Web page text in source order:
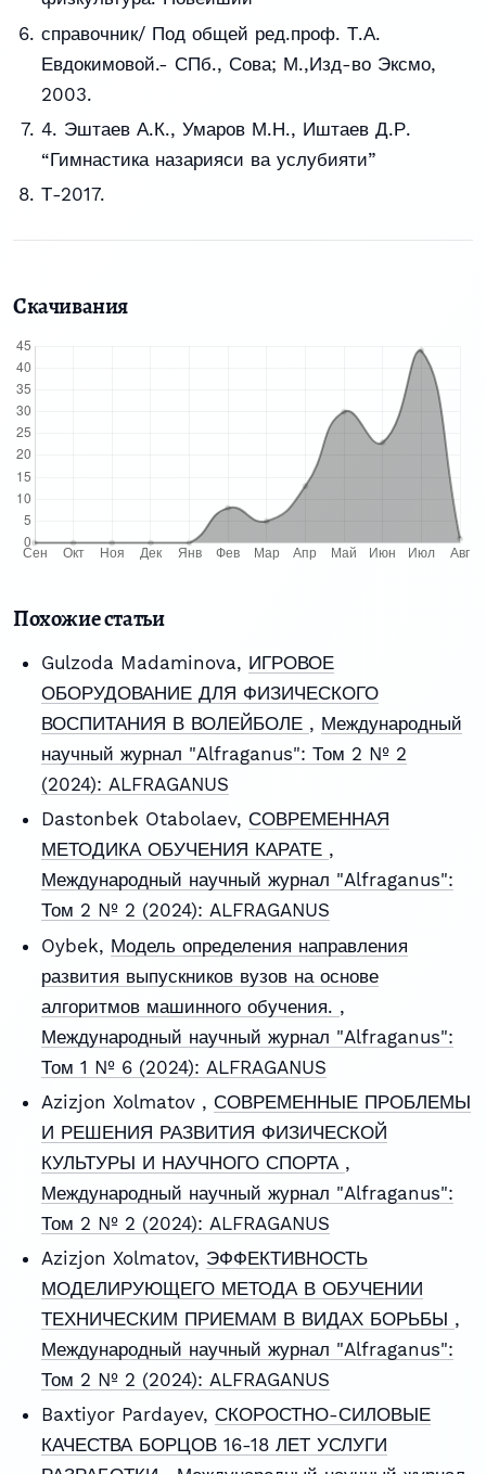
справочник/ Под общей ред.проф. Т.А.
Евдокимовой.- СПб., Сова; М.,Изд-во Эксмо,
2003.
4. Эштаев А.К., Умаров М.Н., Иштаев Д.Р.
“Гимнастика назарияси ва услубияти”
Т-2017.
Скачивания
Похожие статьи
Gulzoda Madaminova, ИГРОВОЕ
ОБОРУДОВАНИЕ ДЛЯ ФИЗИЧЕСКОГО
ВОСПИТАНИЯ В ВОЛЕЙБОЛЕ , Международный
научный журнал "Alfraganus": Том 2 № 2
(2024): ALFRAGANUS
Dastonbek Otabolaev, СОВРЕМЕННАЯ
МЕТОДИКА ОБУЧЕНИЯ КАРАТЕ ,
Международный научный журнал "Alfraganus":
Том 2 № 2 (2024): ALFRAGANUS
Oybek, Модель определения направления
развития выпускников вузов на основе
алгоритмов машинного обучения. ,
Международный научный журнал "Alfraganus":
Том 1 № 6 (2024): ALFRAGANUS
Azizjon Xolmatov , СОВРЕМЕННЫЕ ПРОБЛЕМЫ
И РЕШЕНИЯ РАЗВИТИЯ ФИЗИЧЕСКОЙ
КУЛЬТУРЫ И НАУЧНОГО СПОРТА ,
Международный научный журнал "Alfraganus":
Том 2 № 2 (2024): ALFRAGANUS
Azizjon Xolmatov, ЭФФЕКТИВНОСТЬ
МОДЕЛИРУЮЩЕГО МЕТОДА В ОБУЧЕНИИ
ТЕХНИЧЕСКИМ ПРИЕМАМ В ВИДАХ БОРЬБЫ ,
Международный научный журнал "Alfraganus":
Том 2 № 2 (2024): ALFRAGANUS
Baxtiyor Pardayev, СКОРОСТНО-СИЛОВЫЕ
КАЧЕСТВА БОРЦОВ 16-18 ЛЕТ УСЛУГИ